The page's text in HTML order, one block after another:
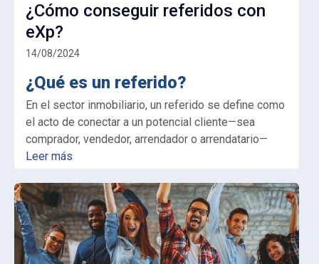
¿Cómo conseguir referidos con
eXp?
14/08/2024
¿Qué es un referido?
En el sector inmobiliario, un referido se define como
el acto de conectar a un potencial cliente—sea
comprador, vendedor, arrendador o arrendatario—
Leer más